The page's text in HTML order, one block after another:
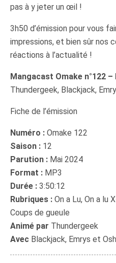
pas à y jeter un œil !
3h50 d’émission pour vous
impressions, et bien sûr nos
réactions à l’actualité !
Mangacast Omake n°122 –
Thundergeek, Blackjack,
Fiche de l’émission
Numéro : Omake 122
Saison : 12
Parution : Mai 2024
Format : MP3
Durée : 3:50:12
Rubriques : On a Lu, On a lu
Coups de gueule
Animé par Thundergeek
Avec Blackjack, Emrys et